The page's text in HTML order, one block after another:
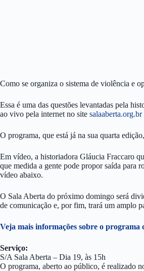
Como se organiza o sistema de violência e
Essa é uma das questões levantadas pela
ao vivo pela internet no site salaaberta.org.br
O programa, que está já na sua quarta
Em vídeo, a historiadora Gláucia Fraccaro
que medida a gente pode propor saída para
vídeo abaixo.
O Sala Aberta do próximo domingo será
de comunicação e, por fim, trará um amplo
Veja mais informações sobre o programa
Serviço:
S/A Sala Aberta – Dia 19, às 15h
O programa, aberto ao público, é realizado